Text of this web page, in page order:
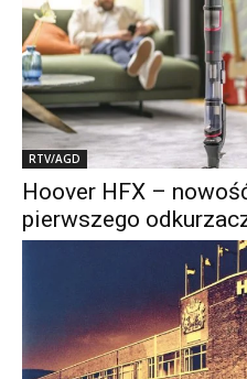
RTV/AGD
Hoover HFX –
pierwszego